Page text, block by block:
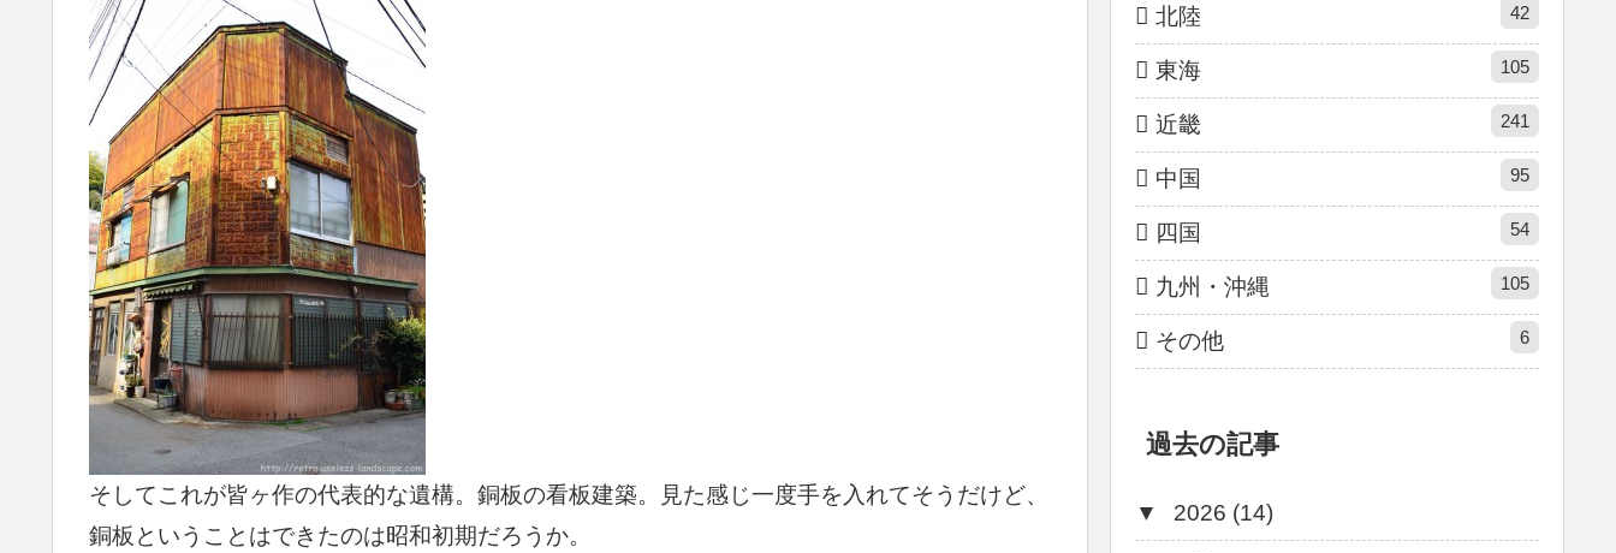
そしてこれが皆ヶ作の代表的な遺構。銅板の看板建築。見た感じ一度手を入れてそうだけど、
銅板ということはできたのは昭和初期だろうか。
北陸 42
東海 105
近畿 241
中国 95
四国 54
九州・沖縄 105
その他 6
過去の記事
▼ 2026 (14)